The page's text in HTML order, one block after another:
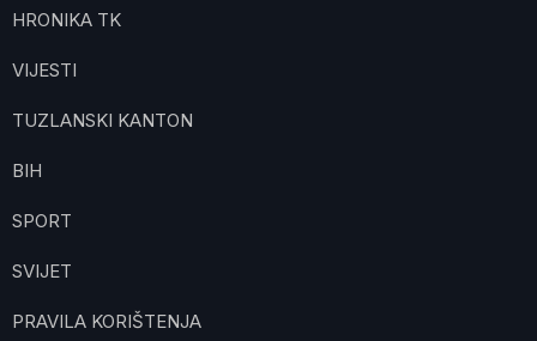
HRONIKA TK
VIJESTI
TUZLANSKI KANTON
BIH
SPORT
SVIJET
PRAVILA KORIŠTENJA